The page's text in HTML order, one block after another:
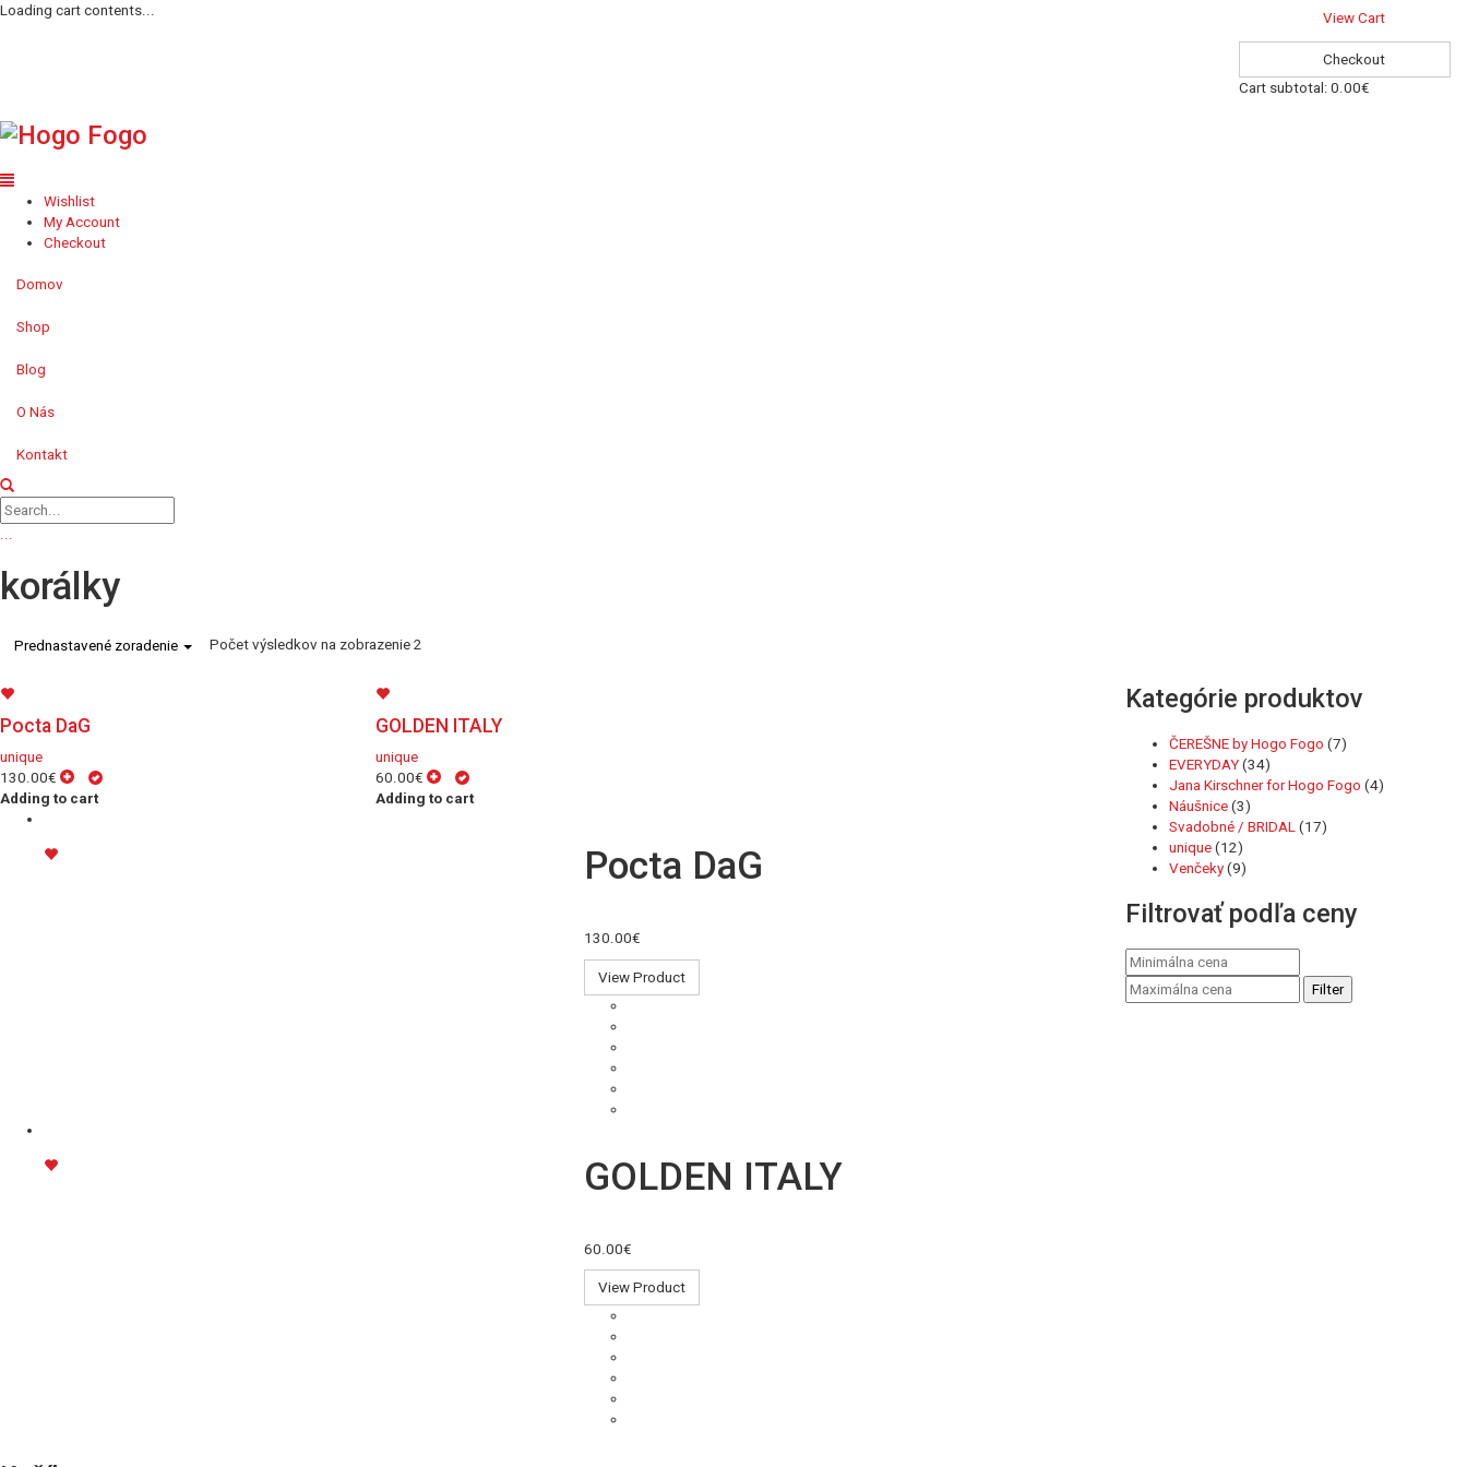
Loading cart contents... View Cart
Checkout
Cart subtotal: 0.00€
Wishlist
My Account
Checkout
Domov
Shop
Blog
O Nás
Kontakt
...
korálky
Prednastavené zoradenie Počet výsledkov na zobrazenie 2
Pocta DaG
unique
130.00€
Adding to cart
GOLDEN ITALY
unique
60.00€
Adding to cart
Pocta DaG
130.00€
View Product
GOLDEN ITALY
60.00€
View Product
Kategórie produktov
ČEREŠNE by Hogo Fogo (7)
EVERYDAY (34)
Jana Kirschner for Hogo Fogo (4)
Náušnice (3)
Svadobné / BRIDAL (17)
unique (12)
Venčeky (9)
Filtrovať podľa ceny
Filter